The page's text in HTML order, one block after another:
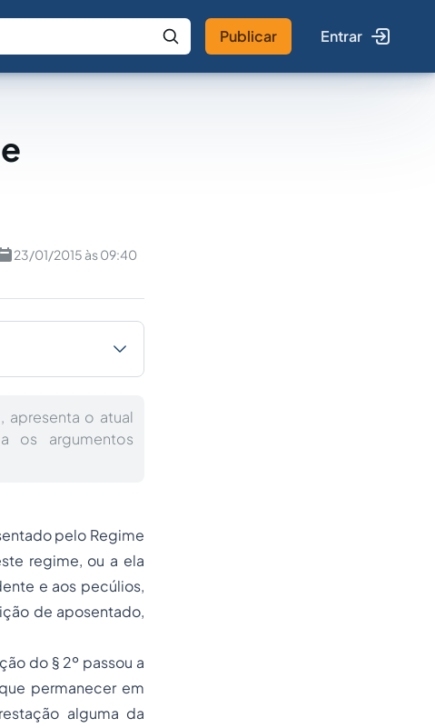
a IA Buscar no Jus
Publicar Entrar
23/01/2015 às 09:40
apresenta o atual
os argumentos
pelo Regime
regime, ou a ela
e aos pecúlios,
de aposentado,
do § 2º passou a
permanecer em
alguma da